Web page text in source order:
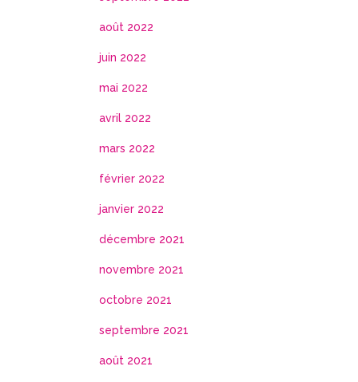
août 2022
juin 2022
mai 2022
avril 2022
mars 2022
février 2022
janvier 2022
décembre 2021
novembre 2021
octobre 2021
septembre 2021
août 2021